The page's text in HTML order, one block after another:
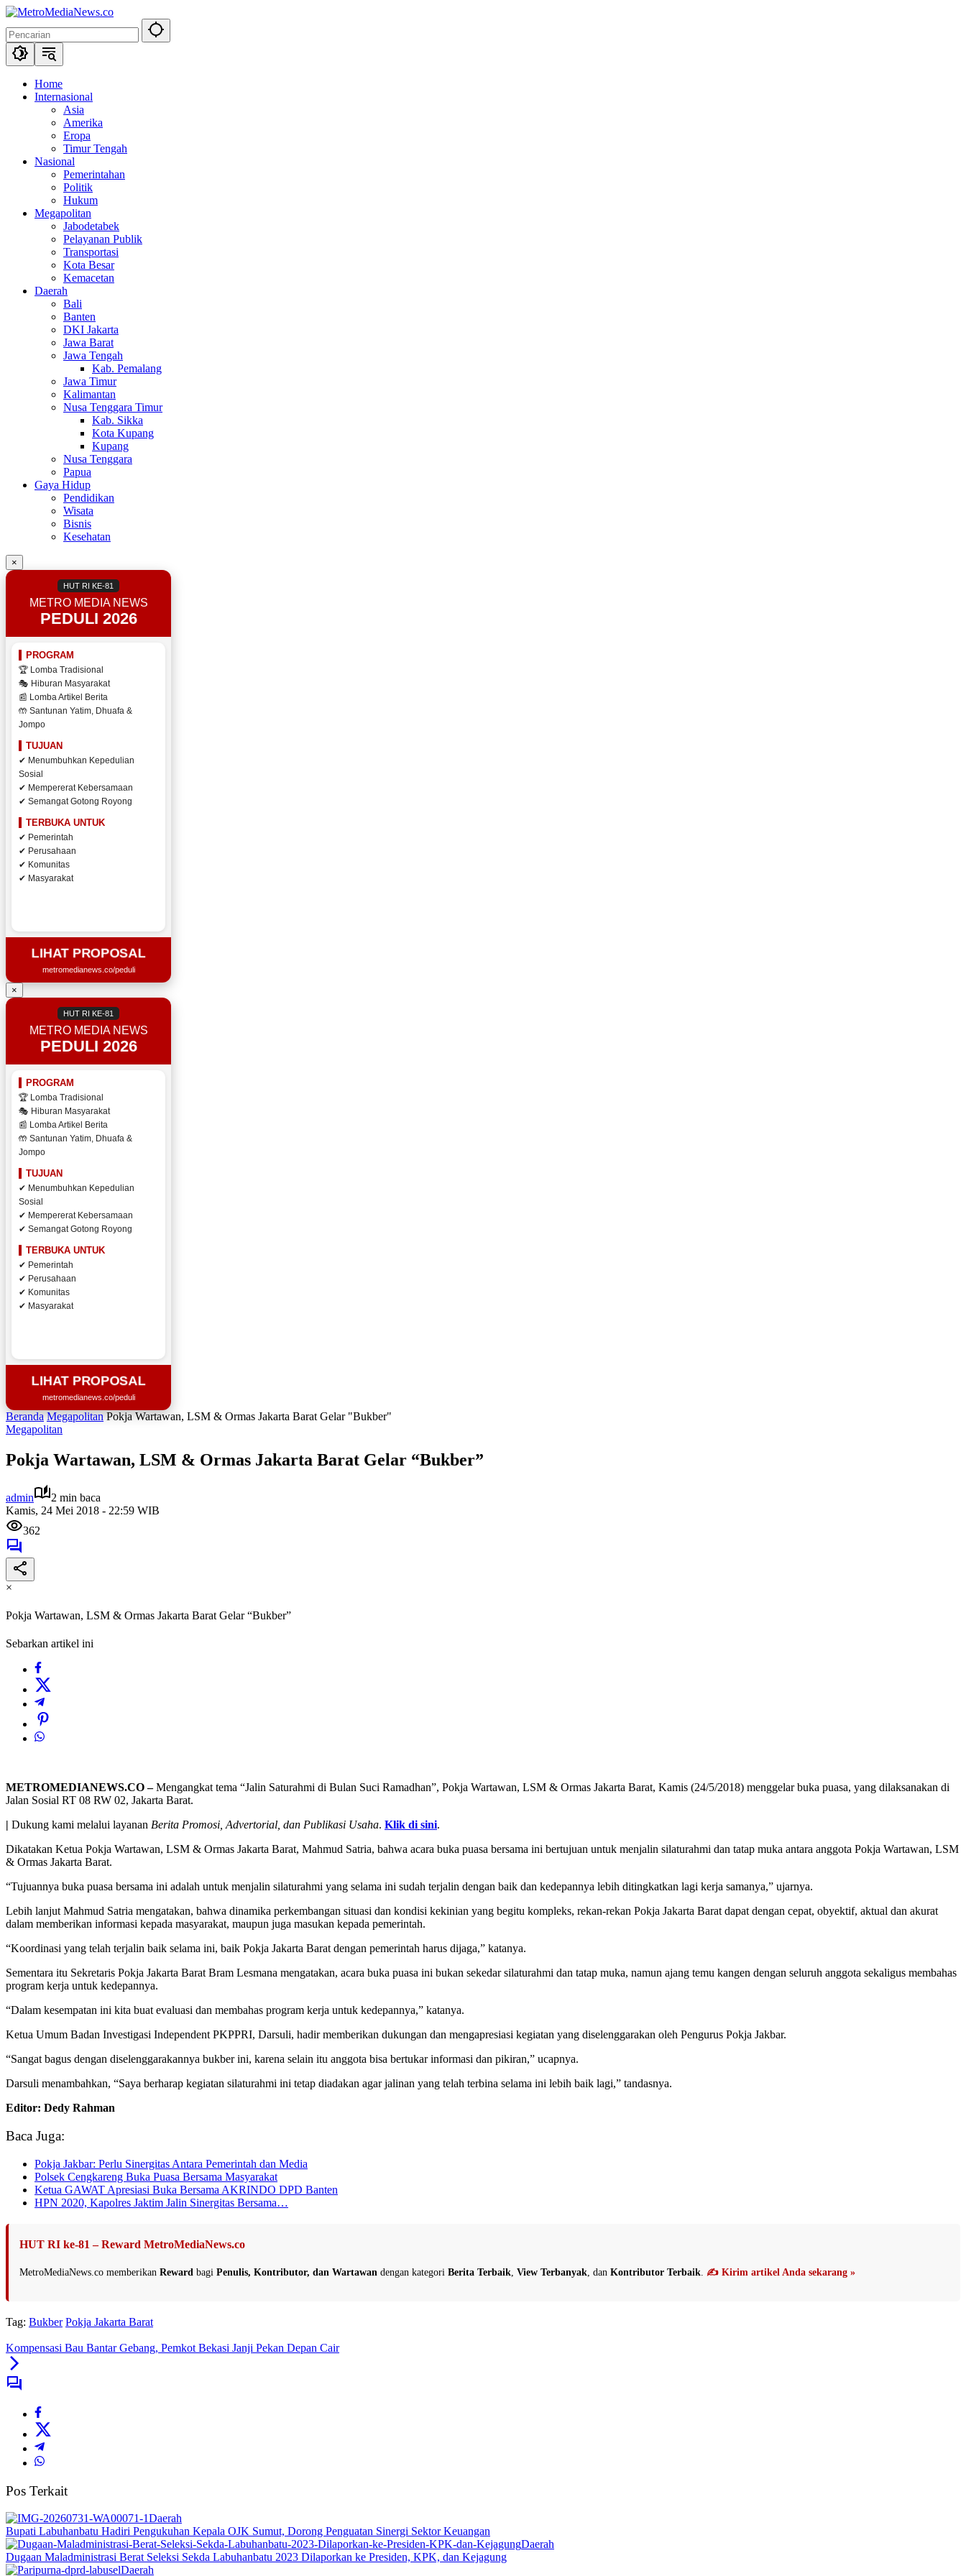
Langsung
konten
Home
Internasional
Asia
Amerika
Eropa
Timur Tengah
Nasional
Pemerintahan
Politik
Hukum
Megapolitan
Jabodetabek
Pelayanan Publik
Transportasi
Kota Besar
Kemacetan
Daerah
Bali
Banten
DKI Jakarta
Jawa Barat
Jawa Tengah
Kab. Pemalang
Jawa Timur
Kalimantan
Nusa Tenggara Timur
Kab. Sikka
Kota Kupang
Kupang
Nusa Tenggara
Papua
Gaya Hidup
Pendidikan
Wisata
Bisnis
Kesehatan
×
HUT RI KE-81
METRO MEDIA NEWS
PEDULI 2026
PROGRAM
🏆 Lomba Tradisional
🎭 Hiburan Masyarakat
📰 Lomba Artikel Berita
🤲 Santunan Yatim, Dhuafa &
Jompo
TUJUAN
✔ Menumbuhkan Kepedulian
Sosial
✔ Mempererat Kebersamaan
✔ Semangat Gotong Royong
TERBUKA UNTUK
✔ Pemerintah
✔ Perusahaan
✔ Komunitas
✔ Masyarakat
LIHAT PROPOSAL
metromedianews.co/peduli
×
HUT RI KE-81
METRO MEDIA NEWS
PEDULI 2026
PROGRAM
🏆 Lomba Tradisional
🎭 Hiburan Masyarakat
📰 Lomba Artikel Berita
🤲 Santunan Yatim, Dhuafa &
Jompo
TUJUAN
✔ Menumbuhkan Kepedulian
Sosial
✔ Mempererat Kebersamaan
✔ Semangat Gotong Royong
TERBUKA UNTUK
✔ Pemerintah
✔ Perusahaan
✔ Komunitas
✔ Masyarakat
LIHAT PROPOSAL
metromedianews.co/peduli
Beranda Megapolitan Pokja Wartawan, LSM & Ormas Jakarta Barat Gelar "Bukber"
Megapolitan
Pokja Wartawan, LSM & Ormas Jakarta Barat Gelar “Bukber”
admin
2 min baca
Kamis, 24 Mei 2018 - 22:59 WIB
362
×
Pokja Wartawan, LSM & Ormas Jakarta Barat Gelar “Bukber”
Sebarkan artikel ini
METROMEDIANEWS.CO –Mengangkat tema “Jalin Saturahmi di Bulan Suci Ramadhan”, Pokja Wartawan, LSM & Ormas Jakarta Barat, Kamis (24/5/2018) menggelar buka puasa, yang dilaksanakan di
Jalan Sosial RT 08 RW 02, Jakarta Barat.
| Dukung kami melalui layanan Berita Promosi, Advertorial, dan Publikasi Usaha. Klik di sini.
Dikatakan Ketua Pokja Wartawan, LSM & Ormas Jakarta Barat, Mahmud Satria, bahwa acara buka puasa bersama ini bertujuan untuk menjalin silaturahmi dan tatap muka antara anggota Pokja Wartawan, LSM
& Ormas Jakarta Barat.
“Tujuannya buka puasa bersama ini adalah untuk menjalin silaturahmi yang selama ini sudah terjalin dengan baik dan kedepannya lebih ditingkatkan lagi kerja samanya,” ujarnya.
Lebih lanjut Mahmud Satria mengatakan, bahwa dinamika perkembangan situasi dan kondisi kekinian yang begitu kompleks, rekan-rekan Pokja Jakarta Barat dapat dengan cepat, obyektif, aktual dan akurat
dalam memberikan informasi kepada masyarakat, maupun juga masukan kepada pemerintah.
“Koordinasi yang telah terjalin baik selama ini, baik Pokja Jakarta Barat dengan pemerintah harus dijaga,” katanya.
Sementara itu Sekretaris Pokja Jakarta Barat Bram Lesmana mengatakan, acara buka puasa ini bukan sekedar silaturahmi dan tatap muka, namun ajang temu kangen dengan seluruh anggota sekaligus membahas
program kerja untuk kedepannya.
“Dalam kesempatan ini kita buat evaluasi dan membahas program kerja untuk kedepannya,” katanya.
Ketua Umum Badan Investigasi Independent PKPPRI, Darsuli, hadir memberikan dukungan dan mengapresiasi kegiatan yang diselenggarakan oleh Pengurus Pokja Jakbar.
“Sangat bagus dengan diselenggarakannya bukber ini, karena selain itu anggota bisa bertukar informasi dan pikiran,” ucapnya.
Darsuli menambahkan, “Saya berharap kegiatan silaturahmi ini tetap diadakan agar jalinan yang telah terbina selama ini lebih baik lagi,” tandasnya.
Editor: Dedy Rahman
Baca Juga:
Pokja Jakbar: Perlu Sinergitas Antara Pemerintah dan Media
Polsek Cengkareng Buka Puasa Bersama Masyarakat
Ketua GAWAT Apresiasi Buka Bersama AKRINDO DPD Banten
HPN 2020, Kapolres Jaktim Jalin Sinergitas Bersama…
HUT RI ke-81 – Reward MetroMediaNews.co
MetroMediaNews.co memberikan Reward bagi Penulis, Kontributor, dan Wartawan dengan kategori Berita Terbaik View Terbanyak , dan Kontributor Terbaik ✍️ Kirim artikel Anda sekarang »
Tag: Bukber Pokja Jakarta Barat
Kompensasi Bau Bantar Gebang, Pemkot Bekasi Janji Pekan Depan Cair
Pos Terkait
Daerah
Bupati Labuhanbatu Hadiri Pengukuhan Kepala OJK Sumut, Dorong Penguatan Sinergi Sektor Keuangan
Daerah
Dugaan Maladministrasi Berat Seleksi Sekda Labuhanbatu 2023 Dilaporkan ke Presiden, KPK, dan Kejagung
Daerah